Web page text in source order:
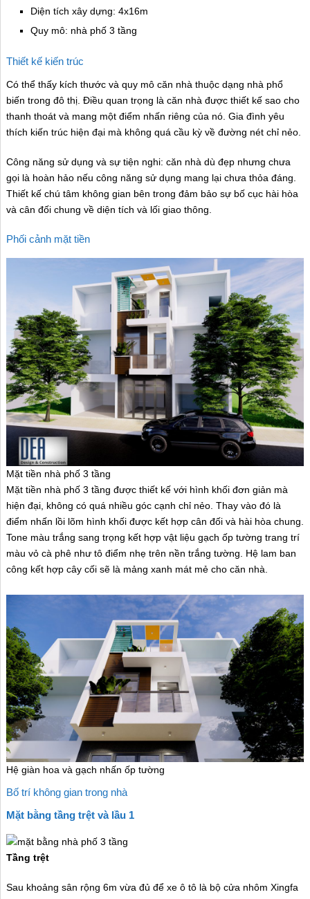
Diện tích xây dựng: 4x16m
Quy mô: nhà phố 3 tầng
Thiết kế kiến trúc
Có thể thấy kích thước và quy mô căn nhà thuộc dạng nhà phổ
biến trong đô thị. Điều quan trọng là căn nhà được thiết kế sao cho
thanh thoát và mang một điểm nhấn riêng của nó. Gia đình yêu
thích kiến trúc hiện đại mà không quá cầu kỳ về đường nét chỉ nẻo.
Công năng sử dụng và sự tiện nghi: căn nhà dù đẹp nhưng chưa
gọi là hoàn hảo nếu công năng sử dụng mang lại chưa thỏa đáng.
Thiết kế chú tâm không gian bên trong đảm bảo sự bố cục hài hòa
và cân đối chung về diện tích và lối giao thông.
Phối cảnh mặt tiền
Mặt tiền nhà phố 3 tầng
Mặt tiền nhà phố 3 tầng được thiết kế với hình khối đơn giản mà
hiện đại, không có quá nhiều góc cạnh chỉ nẻo. Thay vào đó là
điểm nhấn lồi lõm hình khối được kết hợp cân đối và hài hòa chung.
Tone màu trắng sang trọng kết hợp vật liệu gạch ốp tường trang trí
màu vỏ cà phê như tô điểm nhẹ trên nền trắng tường. Hệ lam ban
công kết hợp cây cối sẽ là mảng xanh mát mẻ cho căn nhà.
Hệ giàn hoa và gạch nhấn ốp tường
Bố trí không gian trong nhà
Mặt bằng tầng trệt và lầu 1
Tầng trệt
Sau khoảng sân rộng 6m vừa đủ để xe ô tô là bộ cửa nhôm Xingfa